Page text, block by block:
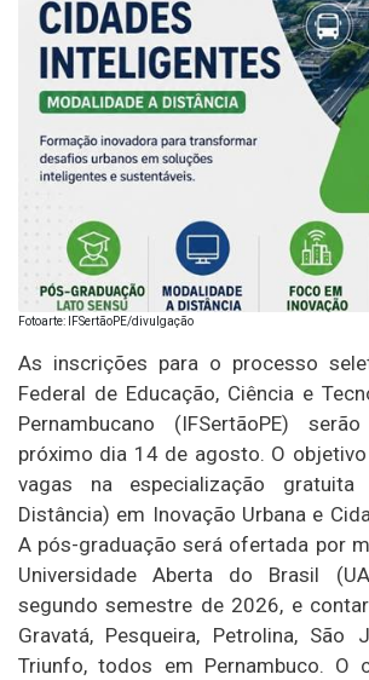
Fotoarte: IFSertãoPE/divulgação
As inscrições para o processo
Federal de Educação, Ciência e
Pernambucano (IFSertãoPE)
próximo dia 14 de agosto. O
vagas na especialização
Distância) em Inovação Urbana e
A pós-graduação será ofertada por
Universidade Aberta do Brasil
segundo semestre de 2026, e
Gravatá, Pesqueira, Petrolina,
Triunfo, todos em Pernambuco. O